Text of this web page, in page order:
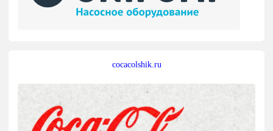
cocacolshik.ru